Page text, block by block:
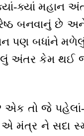
ક્યાં મહાન
બનવાનું છે અને
પણ બધાંને મળેલું
અંતર કેમ થઈ
એક તો જે
એ મંત્ર ને સદા